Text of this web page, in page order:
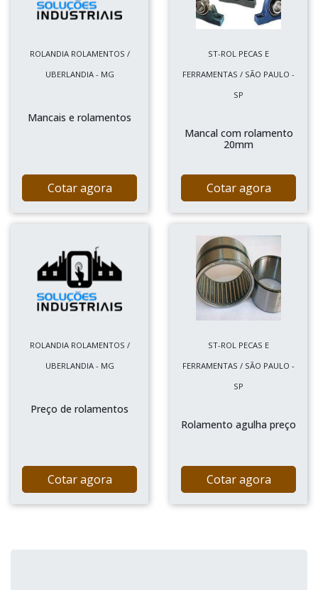
ROLANDIA ROLAMENTOS /
UBERLANDIA - MG
Mancais e rolamentos
Cotar agora
ST-ROL PECAS E
FERRAMENTAS / SÃO PAULO -
SP
Mancal com rolamento
20mm
Cotar agora
ROLANDIA ROLAMENTOS /
UBERLANDIA - MG
Preço de rolamentos
Cotar agora
ST-ROL PECAS E
FERRAMENTAS / SÃO PAULO -
SP
Rolamento agulha preço
Cotar agora